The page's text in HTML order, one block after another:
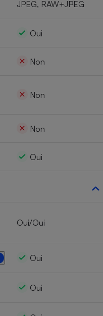
JPEG, RAW+JPEG
Oui
Non
Non
Non
Oui
Oui/Oui
Oui
Oui